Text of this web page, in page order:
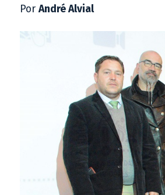
Por André Alvial